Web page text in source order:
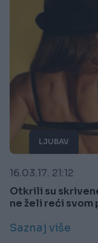
LJUBAV
16.03.17. 21:12
Otkrili su
ne želi reći svom
Saznaj više